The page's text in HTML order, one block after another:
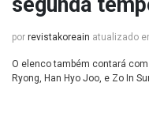
por revistakoreain atualizado
O elenco também contará
Ryong, Han Hyo Joo, e Zo In